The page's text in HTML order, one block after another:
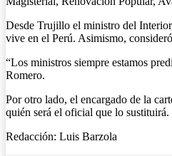
Desde Trujillo el ministro del
vive en el Perú. Asimismo,
“Los ministros siempre estamos
Romero.
Por otro lado, el encargado de la
quién será el oficial que lo sustituirá.
Redacción: Luis Barzola